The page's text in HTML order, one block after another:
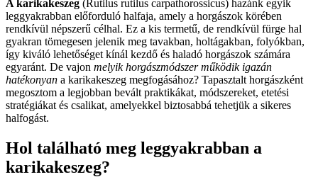
A karikakeszeg (Rutilus rutilus carpathorossicus) hazánk egyik
leggyakrabban előforduló halfaja, amely a horgászok körében
rendkívül népszerű célhal. Ez a kis termetű, de rendkívül fürge hal
gyakran tömegesen jelenik meg tavakban, holtágakban, folyókban,
így kiváló lehetőséget kínál kezdő és haladó horgászok számára
egyaránt. De vajon melyik horgászmódszer működik igazán
hatékonyan a karikakeszeg megfogásához? Tapasztalt horgászként
megosztom a legjobban bevált praktikákat, módszereket, etetési
stratégiákat és csalikat, amelyekkel biztosabbá tehetjük a sikeres
halfogást.
Hol található meg leggyakrabban a
karikakeszeg?